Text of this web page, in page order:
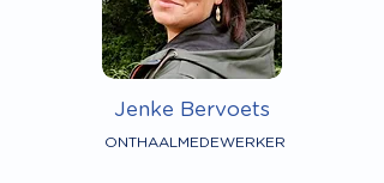
Jenke Bervoets
ONTHAALMEDEWERKER